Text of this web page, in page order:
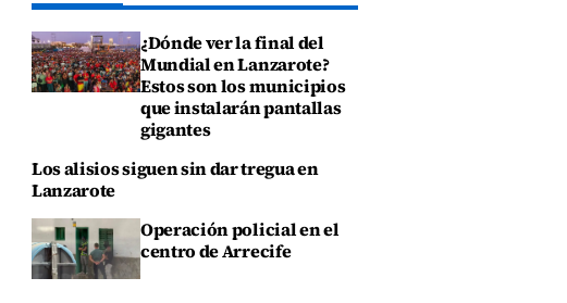
¿Dónde ver la final del
Mundial en Lanzarote?
Estos son los municipios
que instalarán pantallas
gigantes
Los alisios siguen sin dar tregua en
Lanzarote
Operación policial en el
centro de Arrecife